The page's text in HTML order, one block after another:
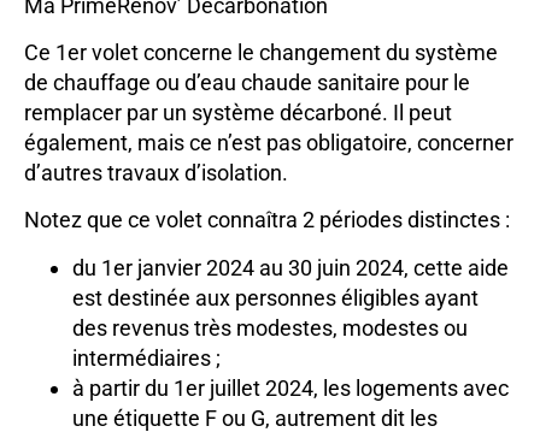
Ce 1er volet concerne le changement du système
de chauffage ou d’eau chaude sanitaire pour le
remplacer par un système décarboné. Il peut
également, mais ce n’est pas obligatoire, concerner
d’autres travaux d’isolation.
Notez que ce volet connaîtra 2 périodes distinctes :
du 1er janvier 2024 au 30 juin 2024, cette aide
est destinée aux personnes éligibles ayant
des revenus très modestes, modestes ou
intermédiaires ;
à partir du 1er juillet 2024, les logements avec
une étiquette F ou G, autrement dit les